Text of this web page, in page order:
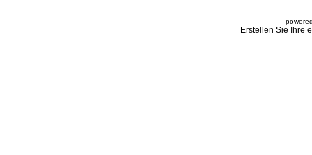
Erstellen Sie Ihre